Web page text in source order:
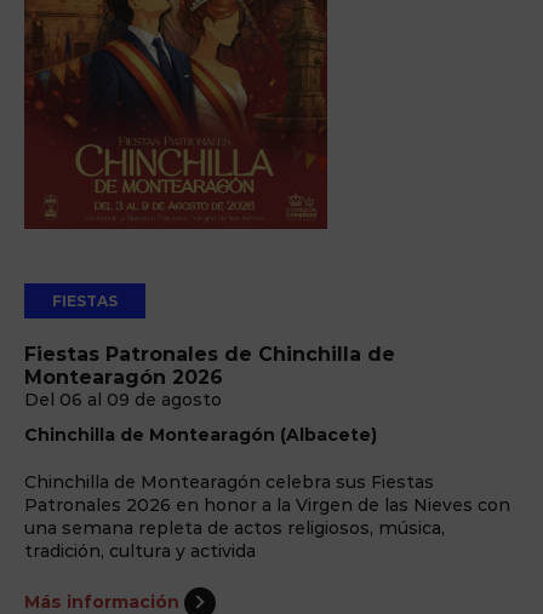
FIESTAS
Fiestas Patronales de Chinchilla de
Montearagón 2026
Del 06 al 09 de agosto
Chinchilla de Montearagón (Albacete)
Chinchilla de Montearagón celebra sus Fiestas
Patronales 2026 en honor a la Virgen de las Nieves con
una semana repleta de actos religiosos, música,
tradición, cultura y activida
Más información